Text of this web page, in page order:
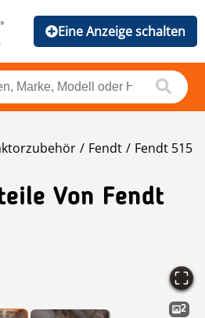
Eine Anzeige schalten
Fendt Fendt 515
Von Fendt
2